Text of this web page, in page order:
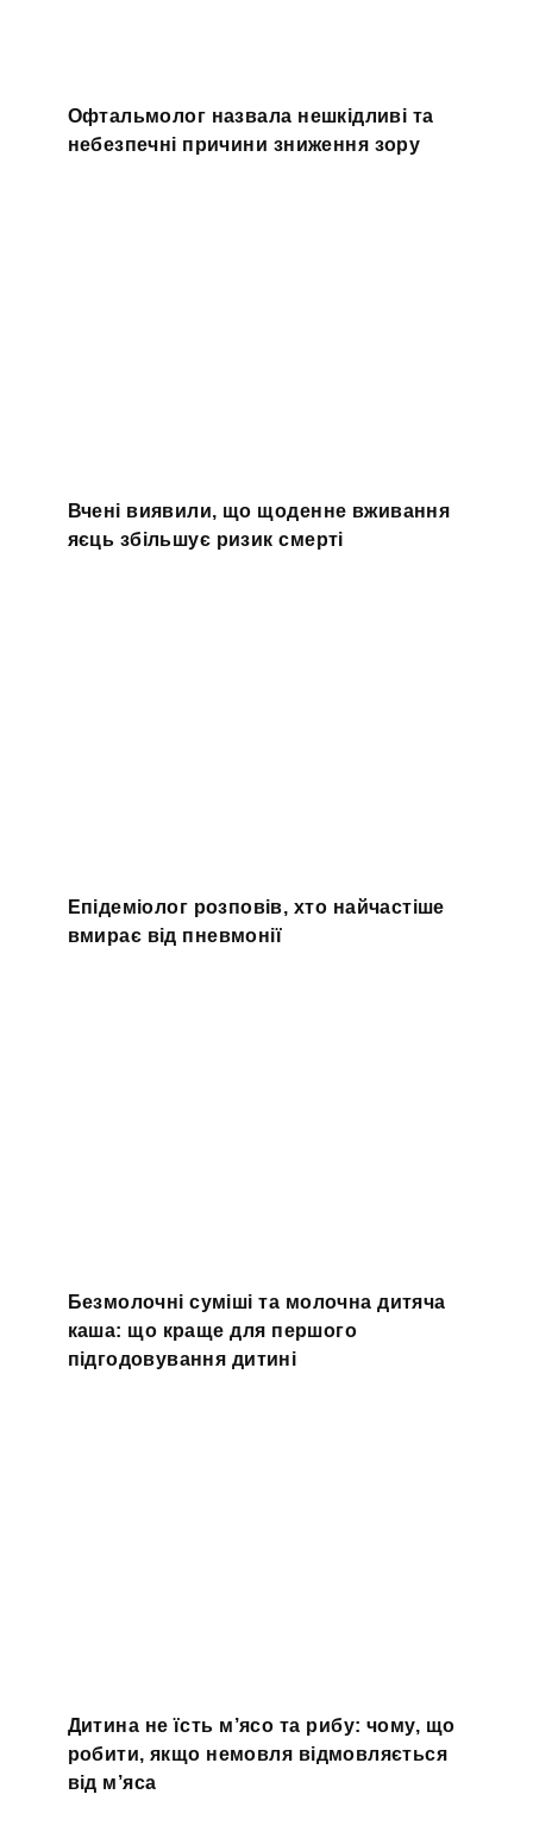
Офтальмолог назвала нешкідливі та
небезпечні причини зниження зору
Вчені виявили, що щоденне вживання
яєць збільшує ризик смерті
Епідеміолог розповів, хто найчастіше
вмирає від пневмонії
Безмолочні суміші та молочна дитяча
каша: що краще для першого
підгодовування дитині
Дитина не їсть м’ясо та рибу: чому, що
робити, якщо немовля відмовляється
від м’яса